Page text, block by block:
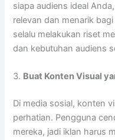
siapa audiens ideal
relevan dan menarik
selalu melakukan riset
dan kebutuhan audiens
3. Buat Konten Visual
Di media sosial, konten
perhatian. Pengguna
mereka, jadi iklan harus